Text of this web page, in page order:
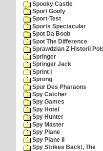
Spooky Castle
Sport Goofy
Sport-Test
Sports Spectacular
Spot Da Boob
Spot The Difference
Sprawdzian Z Historii
Springer
Springer Jack
Sprint I
Sprong
Spur Des Pharaons
Spy Catcher
Spy Games
Spy Hotel
Spy Hunter
Spy Master
Spy Plane
Spy Plane II
Spy Strikes Back!, The